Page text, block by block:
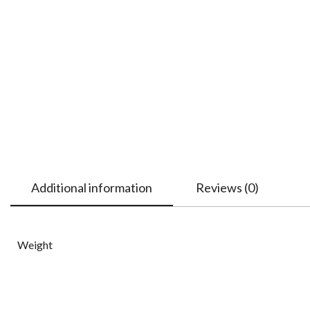
Additional information Reviews (0)
Weight